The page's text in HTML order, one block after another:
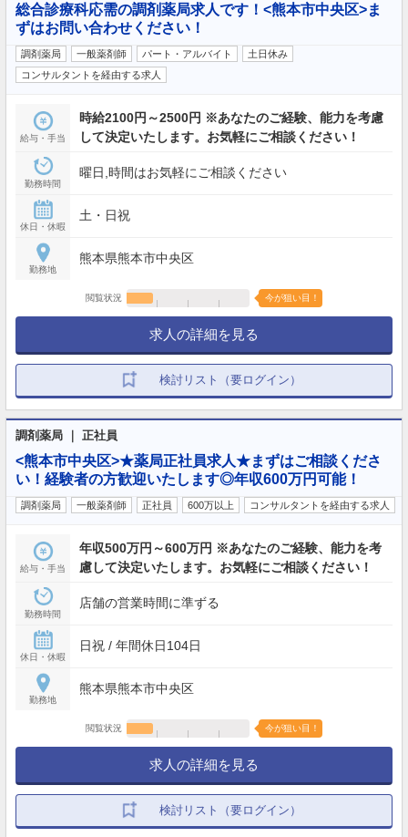
総合診療科応需の調剤薬局求人です！<熊本市中央区>ま
ずはお問い合わせください！
調剤薬局 一般薬剤師 パート・アルバイト
土日休み
コンサルタントを経由する求人
給与・手当
時給2100円～2500円 ※あなたのご経験、能力を考慮
して決定いたします。お気軽にご相談ください！
勤務時間
曜日,時間はお気軽にご相談ください
休日・休暇
土・日祝
勤務地
熊本県熊本市中央区
閲覧状況 今が狙い目！
求人の詳細を見る
検討リスト（要ログイン）
調剤薬局 ｜ 正社員
<熊本市中央区>★薬局正社員求人★まずはご相談くださ
い！経験者の方歓迎いたします◎年収600万円可能！
調剤薬局 一般薬剤師 正社員 600万以上 コンサルタントを経由する求人
給与・手当
年収500万円～600万円 ※あなたのご経験、能力を考
慮して決定いたします。お気軽にご相談ください！
勤務時間
店舗の営業時間に準ずる
休日・休暇
日祝 / 年間休日104日
勤務地
熊本県熊本市中央区
閲覧状況 今が狙い目！
求人の詳細を見る
検討リスト（要ログイン）